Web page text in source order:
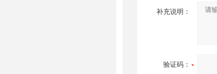
补充说明：
验证码：